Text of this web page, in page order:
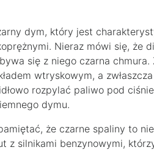
dym, który jest
Nieraz mówi się, że
się z niego czarna
wtryskowym, a
rozpylać paliwo pod
dymu.
że czarne spaliny to
z silnikami benzynowymi,